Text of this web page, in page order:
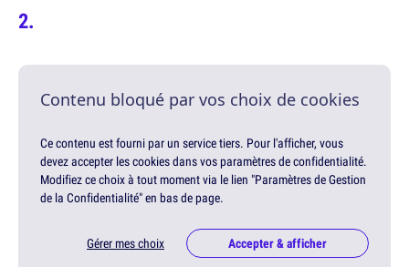
Contenu bloqué par vos choix de cookies
Ce contenu est fourni par un service tiers. Pour l'afficher, vous
devez accepter les cookies dans vos paramètres de confidentialité.
Modifiez ce choix à tout moment via le lien "Paramètres de Gestion
de la Confidentialité" en bas de page.
Gérer mes choix Accepter & afficher